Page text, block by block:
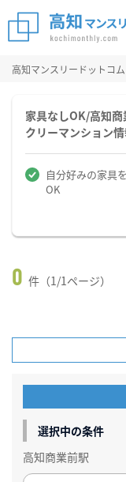
高知マンスリードットコム
家具なしOK/高知
クリーマンション
自分好みの家具
OK
0 件（1/1ページ）
選択中の条件
高知商業前駅